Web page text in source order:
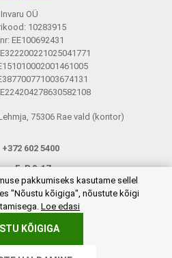
Invaru OÜ
10283915
EE100692431
75306 Rae vald (kontor)
+372 602 5400
R 9-17
info@invaru.ee
pakkumiseks kasutame sellel
"Nõustu kõigiga", nõustute kõigi
Loe edasi
KÕIGIGA